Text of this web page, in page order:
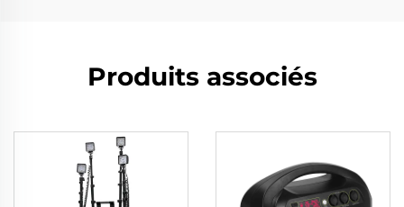
Produits associés